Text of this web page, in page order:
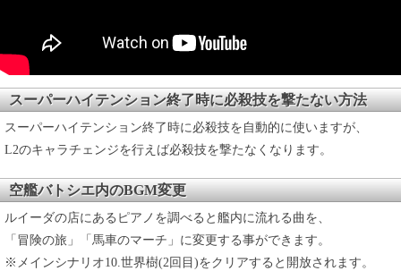
スーパーハイテンション終了時に必殺技を撃たない方法
スーパーハイテンション終了時に必殺技を自動的に使いますが、
L2のキャラチェンジを行えば必殺技を撃たなくなります。
空艦バトシエ内のBGM変更
ルイーダの店にあるピアノを調べると艦内に流れる曲を、
「冒険の旅」「馬車のマーチ」に変更する事ができます。
※メインシナリオ10.世界樹(2回目)をクリアすると開放されます。